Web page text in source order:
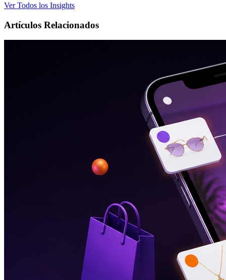
Ver Todos los Insights
Artículos Relacionados